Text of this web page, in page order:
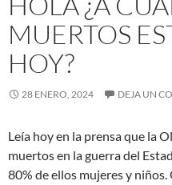
MUERTOS
HOY?
28 ENERO, 2024 DEJA UN
Leía hoy en la prensa que la
muertos en la guerra del
80% de ellos mujeres y